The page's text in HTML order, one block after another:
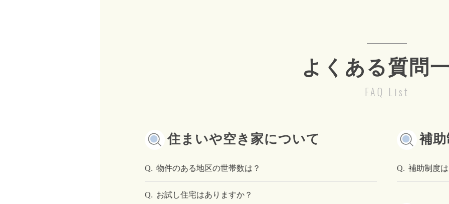
よくある質問
FAQ List
住まいや空き家について
Q. 物件のある地区の世帯数は？
Q. お試し住宅はありますか？
補
Q. 補助制度